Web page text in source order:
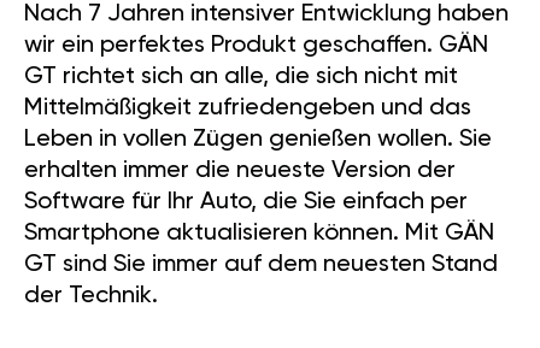
Nach 7 Jahren intensiver Entwicklung haben
wir ein perfektes Produkt geschaffen. GÄN
GT richtet sich an alle, die sich nicht mit
Mittelmäßigkeit zufriedengeben und das
Leben in vollen Zügen genießen wollen. Sie
erhalten immer die neueste Version der
Software für Ihr Auto, die Sie einfach per
Smartphone aktualisieren können. Mit GÄN
GT sind Sie immer auf dem neuesten Stand
der Technik.